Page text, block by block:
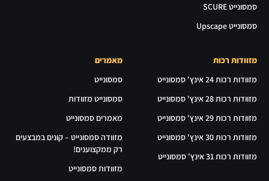
סמסונייט SCURE
סמסונייט Upscape
מזוודות רכות
מזוודות רכות 24 אינץ' סמסונייט
מזוודות רכות 28 אינץ' סמסונייט
מזוודות רכות 29 אינץ' סמסונייט
מזוודות רכות 30 אינץ' סמסונייט
מזוודות רכות 31 אינץ' סמסונייט
מאמרים
סמסונייט
סמסונייט מזוודות
מאמרים סמסונייט
מזוודה סמסונייט – קונים במבצעים
רק ממקצוענים!
מזוודות סמסונייט